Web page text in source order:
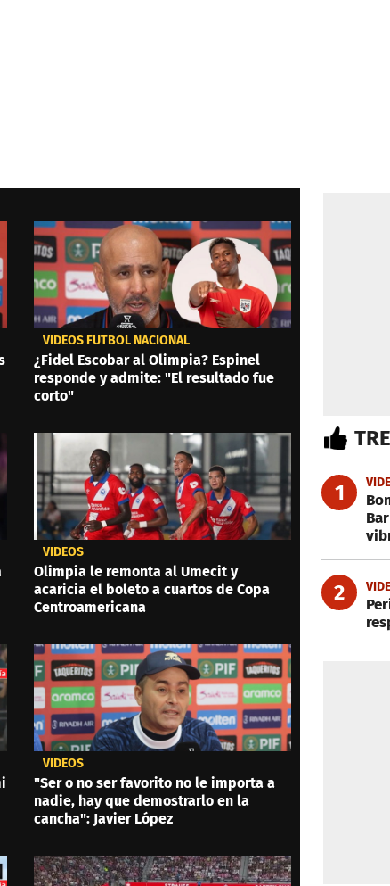
VIDEOS FÚTBOL NACIONAL
¿Fidel Escobar al Olimpia? Espinel
responde y admite: "El resultado fue
corto"
VIDEOS
Olimpia le remonta al Umecit y
acaricia el boleto a cuartos de Copa
Centroamericana
VIDEOS
"Ser o no ser favorito no le importa a
nadie, hay que demostrarlo en la
cancha": Javier López
1
2